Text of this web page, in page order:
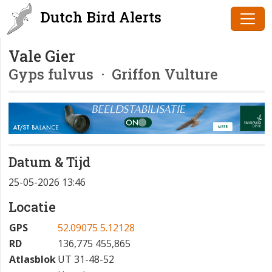
Dutch Bird Alerts
Vale Gier
Gyps fulvus · Griffon Vulture
Datum & Tijd
25-05-2026 13:46
Locatie
GPS
52.09075 5.12128
RD
136,775 455,865
AtlasblokUT 31-48-52